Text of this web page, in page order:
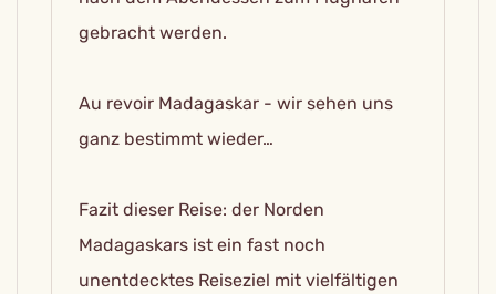
gebracht werden.
Au revoir Madagaskar - wir sehen uns
ganz bestimmt wieder…
Fazit dieser Reise: der Norden
Madagaskars ist ein fast noch
unentdecktes Reiseziel mit vielfältigen